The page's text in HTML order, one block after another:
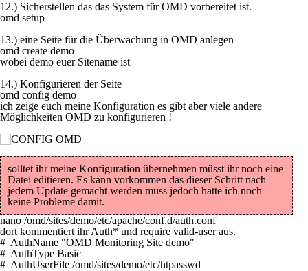
12.) Sicherstellen das das System für OMD vorbereitet ist.
omd setup
13.) eine Seite für die Überwachung in OMD anlegen
omd create demo
wobei demo euer Sitename ist
14.) Konfigurieren der Seite
omd config demo
ich zeige euch meine Konfiguration es gibt aber viele andere
Möglichkeiten OMD zu konfigurieren !
solltet ihr meine Konfiguration übernehmen müsst ihr noch eine
Datei editieren. Es kann vorkommen das dieser Schritt nach
jedem Update gemacht werden muss jedoch hatte ich noch
keine Probleme damit.
nano /omd/sites/demo/etc/apache/conf.d/auth.conf
dort kommentiert ihrAuth* und require valid-useraus.
#  AuthName "OMD Monitoring Site demo"
#  AuthType Basic
#  AuthUserFile /omd/sites/demo/etc/htpasswd